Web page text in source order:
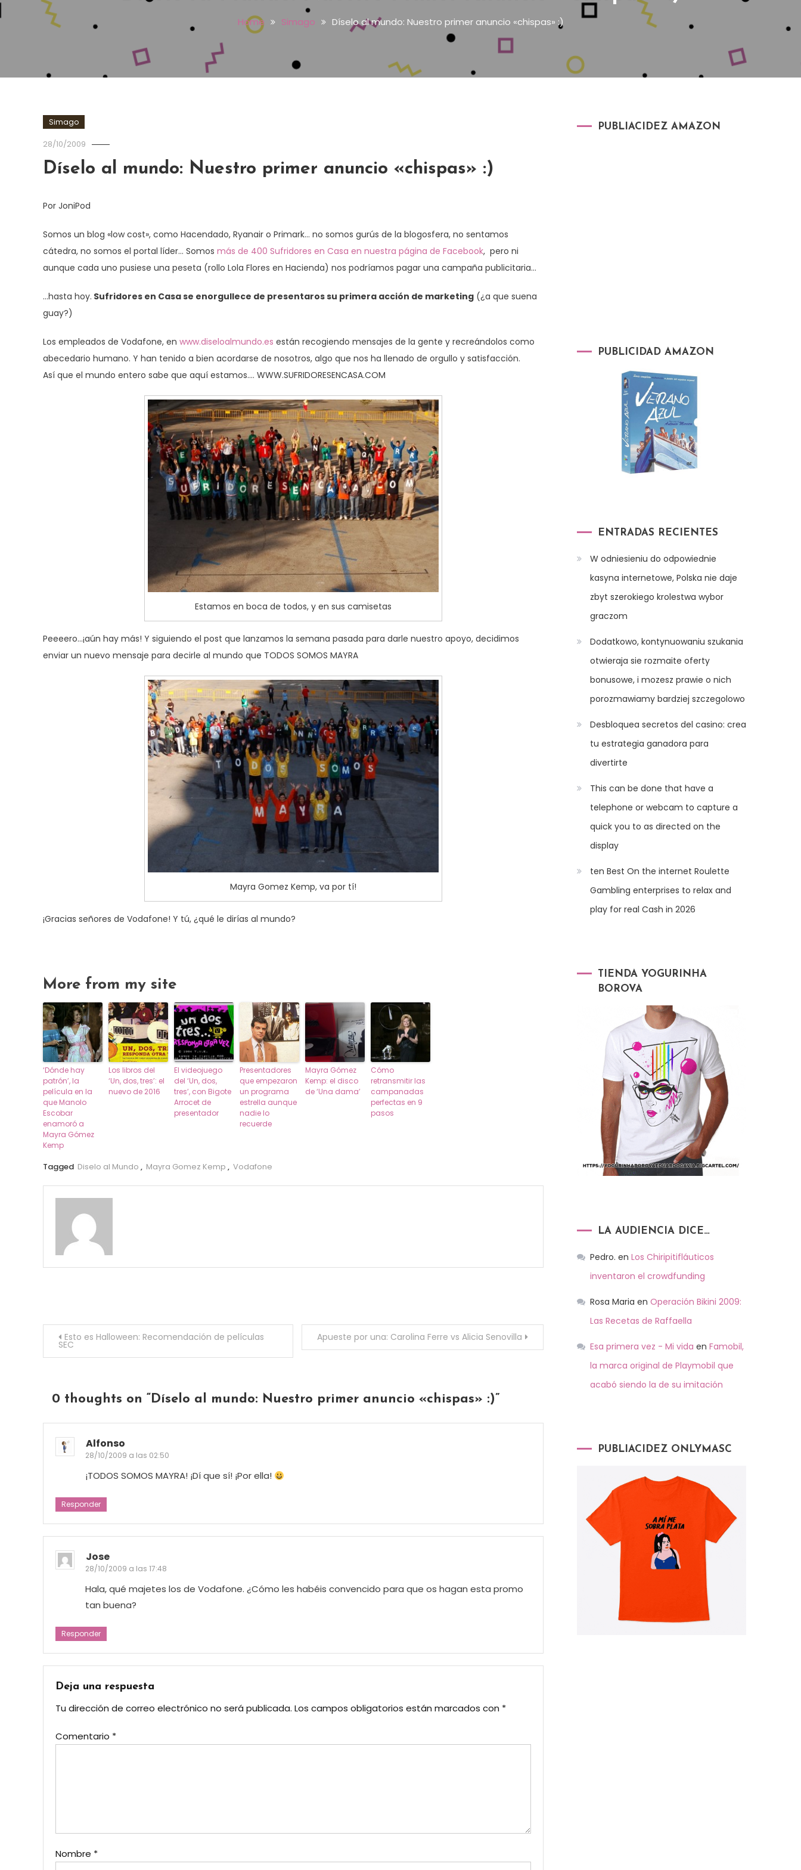
Home Simago Díselo al mundo: Nuestro primer anuncio «chispas» :)
Simago
28/10/2009
Díselo al mundo: Nuestro primer anuncio «chispas» :)
Por JoniPod
Somos un blog «low cost», como Hacendado, Ryanair o Primark… no somos gurús de la blogosfera, no sentamos
cátedra, no somos el portal líder… Somos más de 400 Sufridores en Casa en nuestra página de Facebook, pero ni
aunque cada uno pusiese una peseta (rollo Lola Flores en Hacienda) nos podríamos pagar una campaña publicitaria…
…hasta hoy. Sufridores en Casa se enorgullece de presentaros su primera acción de marketing (¿a que suena
guay?)
Los empleados de Vodafone, en www.diseloalmundo.es están recogiendo mensajes de la gente y recreándolos como
abecedario humano. Y han tenido a bien acordarse de nosotros, algo que nos ha llenado de orgullo y satisfacción.
Así que el mundo entero sabe que aquí estamos…. WWW.SUFRIDORESENCASA.COM
Estamos en boca de todos, y en sus camisetas
Peeeero…¡aún hay más! Y siguiendo el post que lanzamos la semana pasada para darle nuestro apoyo, decidimos
enviar un nuevo mensaje para decirle al mundo que TODOS SOMOS MAYRA
Mayra Gomez Kemp, va por tí!
¡Gracias señores de Vodafone! Y tú, ¿qué le dirías al mundo?
More from my site
‘Dónde hay
patrón’, la
película en la
que Manolo
Escobar
enamoró a
Mayra Gómez
Kemp
Los libros del
‘Un, dos, tres’: el
nuevo de 2016
El videojuego
del ‘Un, dos,
tres’, con Bigote
Arrocet de
presentador
Presentadores
que empezaron
un programa
estrella aunque
nadie lo
recuerde
Mayra Gómez
Kemp: el disco
de ‘Una dama’
Cómo
retransmitir las
campanadas
perfectas en 9
pasos
Tagged Diselo al Mundo , Mayra Gomez Kemp , Vodafone
Navegación de entradas
Esto es Halloween: Recomendación de películas
SEC
Apueste por una: Carolina Ferre vs Alicia Senovilla
0 thoughts on “Díselo al mundo: Nuestro primer anuncio «chispas» :)”
Alfonso
28/10/2009 a las 02:50
¡TODOS SOMOS MAYRA! ¡Dí que sí! ¡Por ella!
Responder
Jose
28/10/2009 a las 17:48
Hala, qué majetes los de Vodafone. ¿Cómo les habéis convencido para que os hagan esta promo
tan buena?
Responder
Deja una respuesta
Tu dirección de correo electrónico no será publicada. Los campos obligatorios están marcados con *
Comentario *
Nombre *
PUBLIACIDEZ AMAZON
PUBLICIDAD AMAZON
ENTRADAS RECIENTES
W odniesieniu do odpowiednie
kasyna internetowe, Polska nie daje
zbyt szerokiego krolestwa wybor
graczom
Dodatkowo, kontynuowaniu szukania
otwieraja sie rozmaite oferty
bonusowe, i mozesz prawie o nich
porozmawiamy bardziej szczegolowo
Desbloquea secretos del casino: crea
tu estrategia ganadora para
divertirte
This can be done that have a
telephone or webcam to capture a
quick you to as directed on the
display
ten Best On the internet Roulette
Gambling enterprises to relax and
play for real Cash in 2026
TIENDA YOGURINHA
BOROVA
LA AUDIENCIA DICE…
Pedro. en Los Chiripitifláuticos
inventaron el crowdfunding
Rosa Maria en Operación Bikini 2009:
Las Recetas de Raffaella
Esa primera vez - Mi vida en Famobil,
la marca original de Playmobil que
acabó siendo la de su imitación
PUBLIACIDEZ ONLYMASC